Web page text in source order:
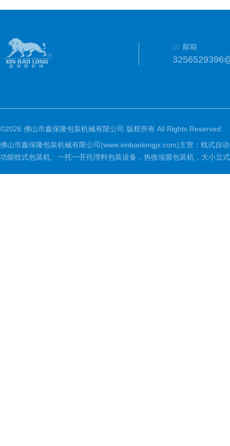
邮箱
©2026 佛山市鑫保隆包装机械有限公司 版权所有 All Rights Reserved.
佛山市鑫保隆包装机械有限公司(www.xinbaolongjx.com)主营：枕式自
功能枕式包装机、一托一开托理料包装设备，热收缩膜包装机，大小立